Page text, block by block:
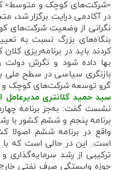
در آکادمی درایت برگزار شد،
نگرانی از وضعیت شرکت‌های
بنگاه‌های بزرگ نسبت به
کردند باید در برنامه‌ریزی
بها داده شود و نگرش دولت
بازنگری سیاسی در سطح ملی
گرو توسعه شرکت‌های کوچک
سید حمید کلانتری مدیرعامل
برنامه پنجم و ششم کشور با
واقع در برنامه ششم اصولا
ترکیبی از رشد سرمایه‌گذاری
حوزه وابستگی صرف نفتی خارج